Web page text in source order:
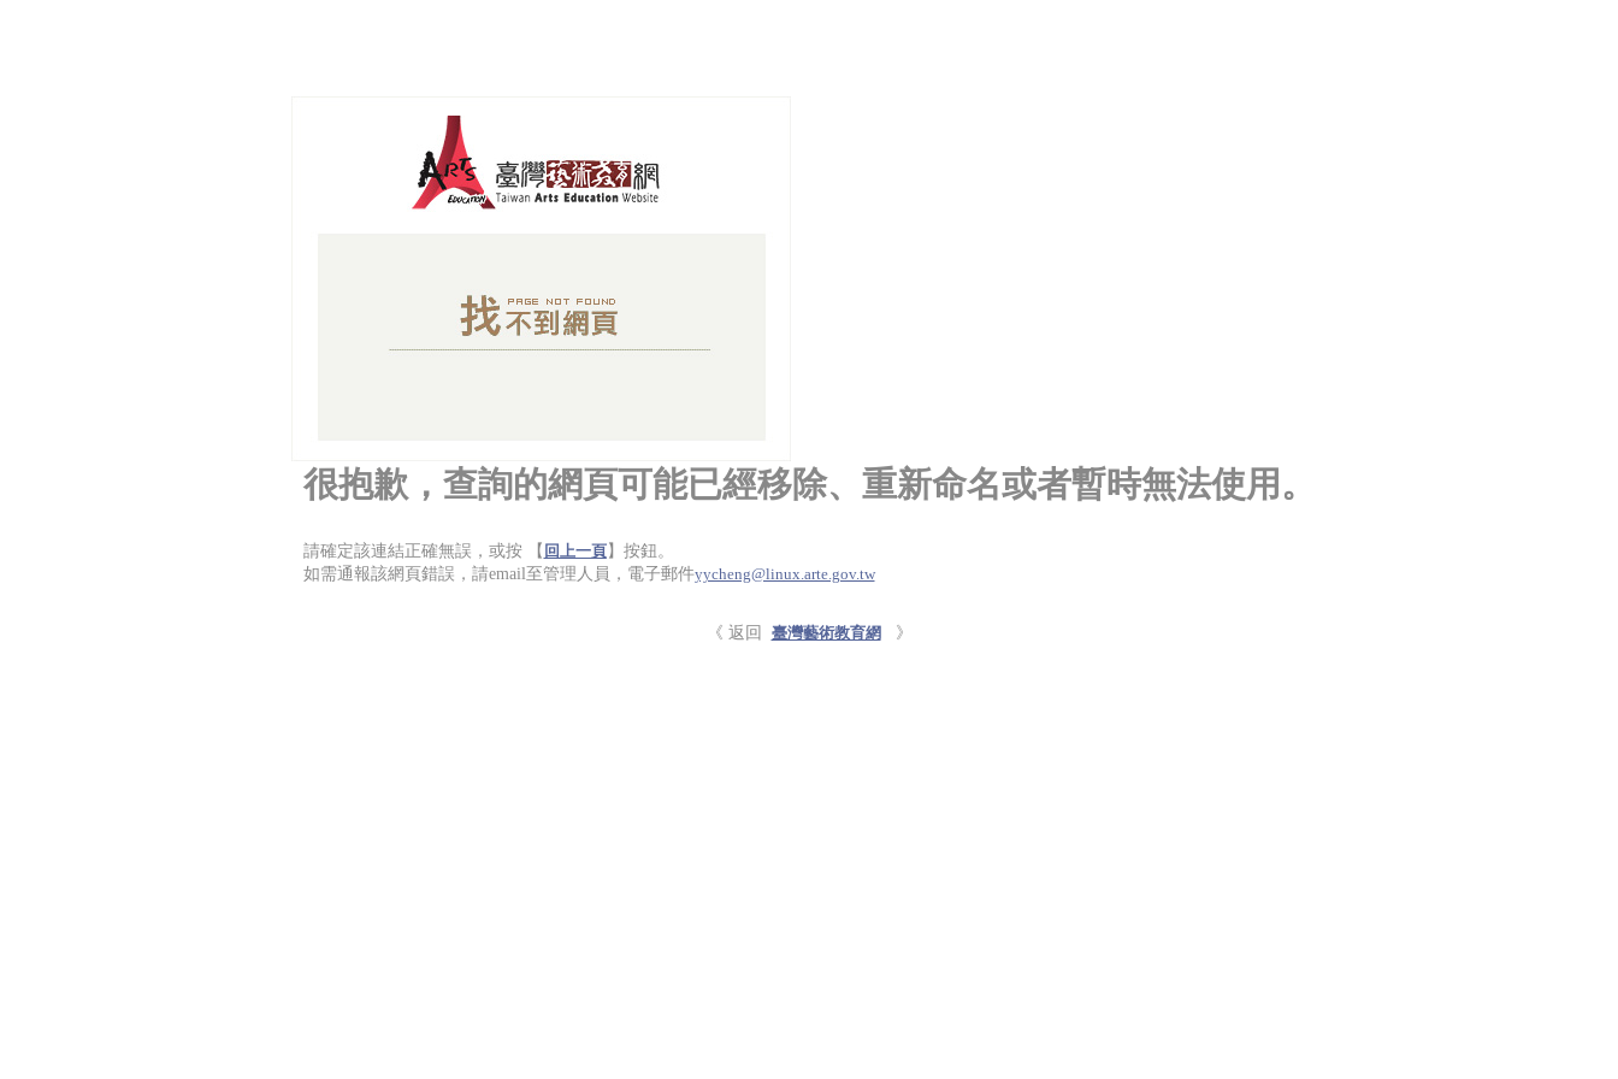
很抱歉，查詢的網頁可能已經移除、重新命名或者暫時無法使用。
請確定該連結正確無誤，或按 【 回上一頁】按鈕。
如需通報該網頁錯誤，請email至管理人員，電子郵件yycheng@linux.arte.gov.tw
《 返回 臺灣藝術教育網》